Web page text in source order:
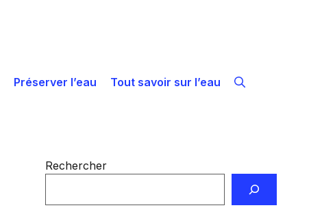
Préserver l’eau Tout savoir sur l’eau
Rechercher